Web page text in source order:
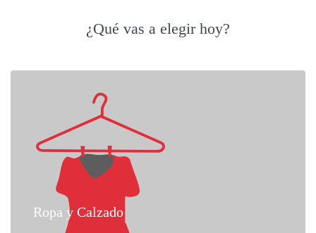
¿Qué vas a elegir hoy?
Ropa y Calzado